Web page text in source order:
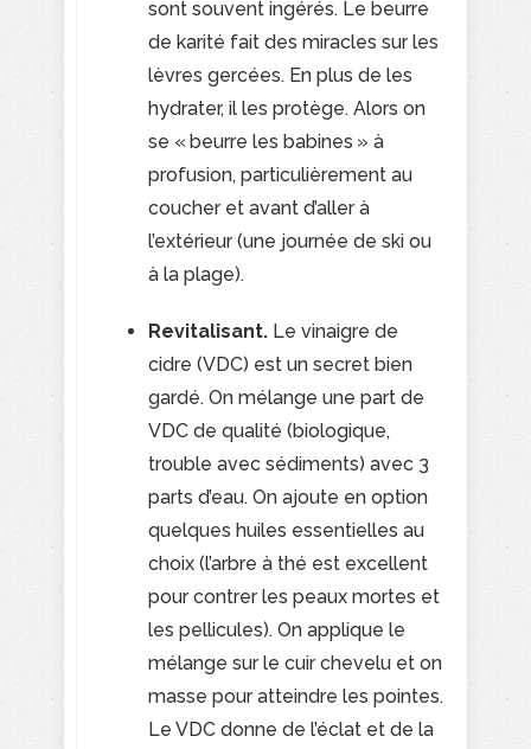
sont souvent ingérés. Le beurre
de karité fait des miracles sur les
lèvres gercées. En plus de les
hydrater, il les protège. Alors on
se « beurre les babines » à
profusion, particulièrement au
coucher et avant d’aller à
l’extérieur (une journée de ski ou
à la plage).
Revitalisant. Le vinaigre de
cidre (VDC) est un secret bien
gardé. On mélange une part de
VDC de qualité (biologique,
trouble avec sédiments) avec 3
parts d’eau. On ajoute en option
quelques huiles essentielles au
choix (l’arbre à thé est excellent
pour contrer les peaux mortes et
les pellicules). On applique le
mélange sur le cuir chevelu et on
masse pour atteindre les pointes.
Le VDC donne de l’éclat et de la